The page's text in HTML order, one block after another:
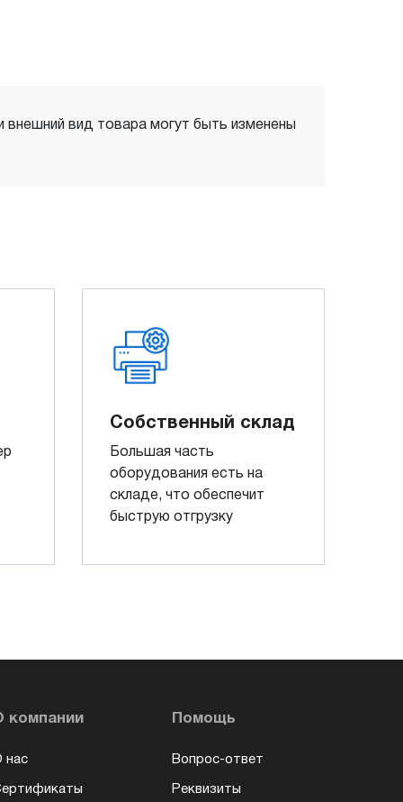
внешний вид товара могут быть изменены
Собственный склад
Большая часть
оборудования есть на
складе, что обеспечит
быструю отгрузку
компании
нас
Помощь
Вопрос-ответ
Реквизиты